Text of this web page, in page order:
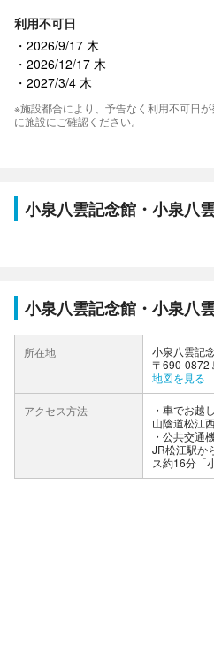
利用不可日
2026/9/17 木
2026/12/17 木
2027/3/4 木
※施設都合により、予告なく利用不可日
に施設にご確認ください。
小泉八雲記念館・小泉八
小泉八雲記念館・小泉八
所在地
小泉八雲記
〒690-0872
地図を見る
アクセス方法
車でお越
山陰道松江
公共交通
JR松江駅か
ス約16分「